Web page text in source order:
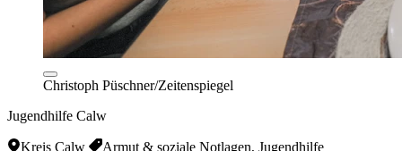
Christoph Püschner/Zeitenspiegel
Jugendhilfe Calw
Kreis Calw Armut & soziale Notlagen, Jugendhilfe